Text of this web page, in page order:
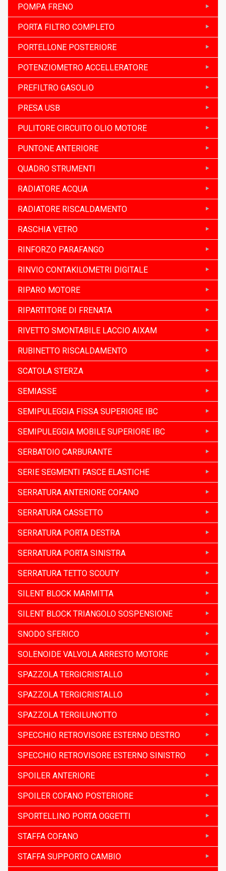
POMPA FRENO
PORTA FILTRO COMPLETO
PORTELLONE POSTERIORE
POTENZIOMETRO ACCELLERATORE
PREFILTRO GASOLIO
PRESA USB
PULITORE CIRCUITO OLIO MOTORE
PUNTONE ANTERIORE
QUADRO STRUMENTI
RADIATORE ACQUA
RADIATORE RISCALDAMENTO
RASCHIA VETRO
RINFORZO PARAFANGO
RINVIO CONTAKILOMETRI DIGITALE
RIPARO MOTORE
RIPARTITORE DI FRENATA
RIVETTO SMONTABILE LACCIO AIXAM
RUBINETTO RISCALDAMENTO
SCATOLA STERZA
SEMIASSE
SEMIPULEGGIA FISSA SUPERIORE IBC
SEMIPULEGGIA MOBILE SUPERIORE IBC
SERBATOIO CARBURANTE
SERIE SEGMENTI FASCE ELASTICHE
SERRATURA ANTERIORE COFANO
SERRATURA CASSETTO
SERRATURA PORTA DESTRA
SERRATURA PORTA SINISTRA
SERRATURA TETTO SCOUTY
SILENT BLOCK MARMITTA
SILENT BLOCK TRIANGOLO SOSPENSIONE
SNODO SFERICO
SOLENOIDE VALVOLA ARRESTO MOTORE
SPAZZOLA TERGICRISTALLO
SPAZZOLA TERGICRISTALLO
SPAZZOLA TERGILUNOTTO
SPECCHIO RETROVISORE ESTERNO DESTRO
SPECCHIO RETROVISORE ESTERNO SINISTRO
SPOILER ANTERIORE
SPOILER COFANO POSTERIORE
SPORTELLINO PORTA OGGETTI
STAFFA COFANO
STAFFA SUPPORTO CAMBIO